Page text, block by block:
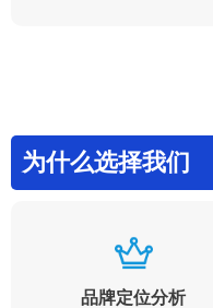
为什么选择我们
品牌定位分析